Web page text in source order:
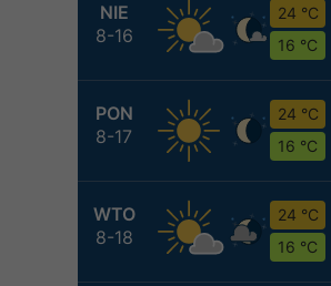
NIE
8-16
24 °C
16 °C
PON
8-17
24 °C
16 °C
WTO
8-18
24 °C
16 °C